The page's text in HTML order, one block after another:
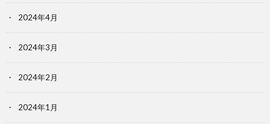
2024年4月
2024年3月
2024年2月
2024年1月